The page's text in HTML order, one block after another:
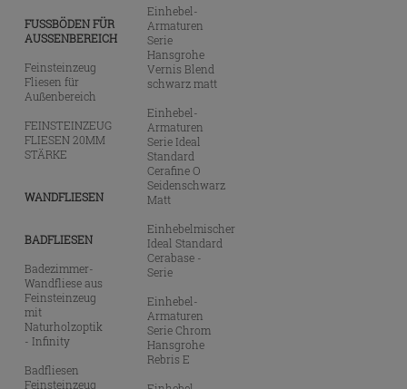
FUSSBÖDEN FÜR
AUSSENBEREICH
Feinsteinzeug
Fliesen für
Außenbereich
FEINSTEINZEUG
FLIESEN 20MM
STÄRKE
WANDFLIESEN
BADFLIESEN
Badezimmer-
Wandfliese aus
Feinsteinzeug
mit
Naturholzoptik
- Infinity
Badfliesen
Feinsteinzeug
Einhebel-
Armaturen
Serie
Hansgrohe
Vernis Blend
schwarz matt
Einhebel-
Armaturen
Serie Ideal
Standard
Cerafine O
Seidenschwarz
Matt
Einhebelmischer
Ideal Standard
Cerabase -
Serie
Einhebel-
Armaturen
Serie Chrom
Hansgrohe
Rebris E